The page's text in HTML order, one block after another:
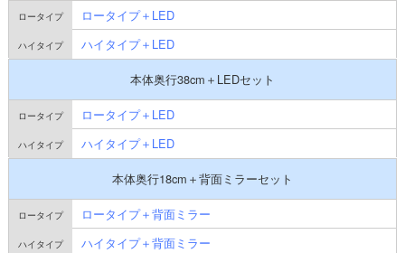
ロータイプ＋LED
ハイタイプ＋LED
本体奥行38cm＋LEDセット
ロータイプ＋LED
ハイタイプ＋LED
本体奥行18cm＋背面ミラーセット
ロータイプ＋背面ミラー
ハイタイプ＋背面ミラー